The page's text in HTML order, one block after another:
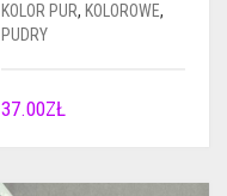
KOLOR PUR, KOLOROWE,
PUDRY
37.00ZŁ